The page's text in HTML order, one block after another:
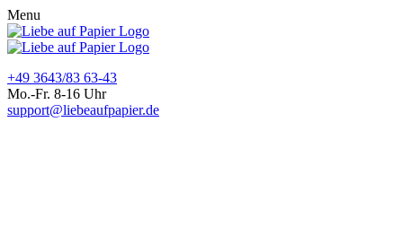
Menu
+49 3643/83 63-43
Mo.-Fr. 8-16 Uhr
support@liebeaufpapier.de